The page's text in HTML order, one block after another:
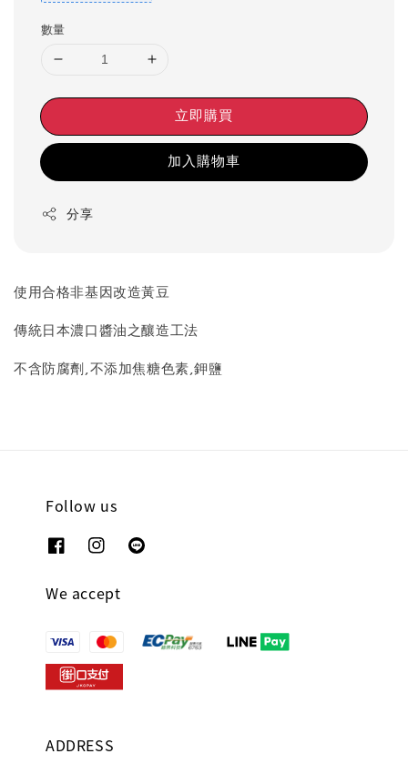
數量
立即購買
加入購物車
分享
使用合格非基因改造黃豆
傳統日本濃口醬油之釀造工法
不含防腐劑,不添加焦糖色素,鉀鹽
Follow us
We accept
ADDRESS